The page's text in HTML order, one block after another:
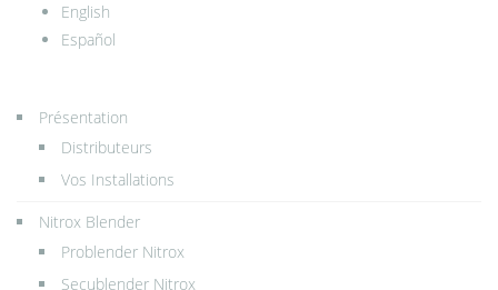
English
Español
Présentation
Distributeurs
Vos Installations
Nitrox Blender
Problender Nitrox
Secublender Nitrox